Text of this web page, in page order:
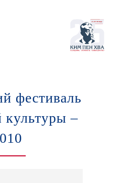
фестиваль
культуры –